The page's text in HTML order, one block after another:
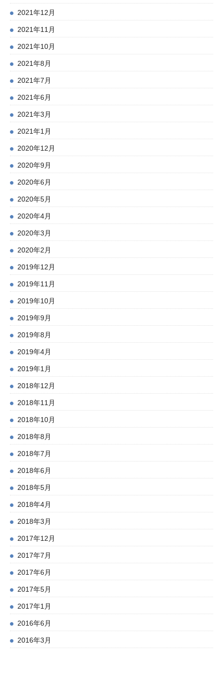
2021年12月
2021年11月
2021年10月
2021年8月
2021年7月
2021年6月
2021年3月
2021年1月
2020年12月
2020年9月
2020年6月
2020年5月
2020年4月
2020年3月
2020年2月
2019年12月
2019年11月
2019年10月
2019年9月
2019年8月
2019年4月
2019年1月
2018年12月
2018年11月
2018年10月
2018年8月
2018年7月
2018年6月
2018年5月
2018年4月
2018年3月
2017年12月
2017年7月
2017年6月
2017年5月
2017年1月
2016年6月
2016年3月